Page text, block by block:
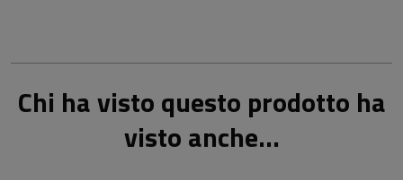
Chi ha visto questo prodotto ha
visto anche...